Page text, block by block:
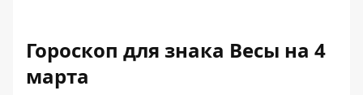
Гороскоп для знака Весы на 4
марта